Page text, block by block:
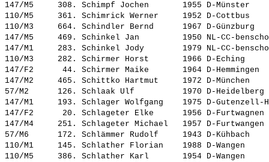
147/M5     308. Schimpf Jochen
1955 D-
110/M5     361. Schimrick Werner
1952 D-Cottbus
110/M3     664. Schindler Bernd
1967 D-
147/M5     469. Schinkel Jan
1950 NL-CC-
147/M1     283. Schinkel Jody
1979 NL-CC-
110/M3     282. Schirmer Horst
1966 D-Eching
147/F2      44. Schirmer Maike
1964 D-
147/M2     465. Schittko Hartmut
1972 D-
57/M2      126. Schlaak Ulf
1970 D-
147/M1     193. Schlager Wolfgang
1975 D-
147/F2      20. Schlageter Elke
1956 D-
147/M4     251. Schlageter Michael
1957 D-
57/M6      172. Schlämmer Rudolf
1943 D-
110/M1     145. Schlather Florian
1988 D-
110/M5     386. Schlather Karl
1954 D-